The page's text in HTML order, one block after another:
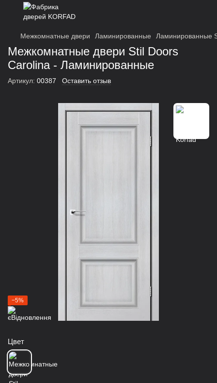
Межкомнатные двери Ламинированные Ламинированные
Межкомнатные двери Stil Doors
Carolina - Ламинированные
Артикул: 00387 Оставить отзыв
−5%
Цвет